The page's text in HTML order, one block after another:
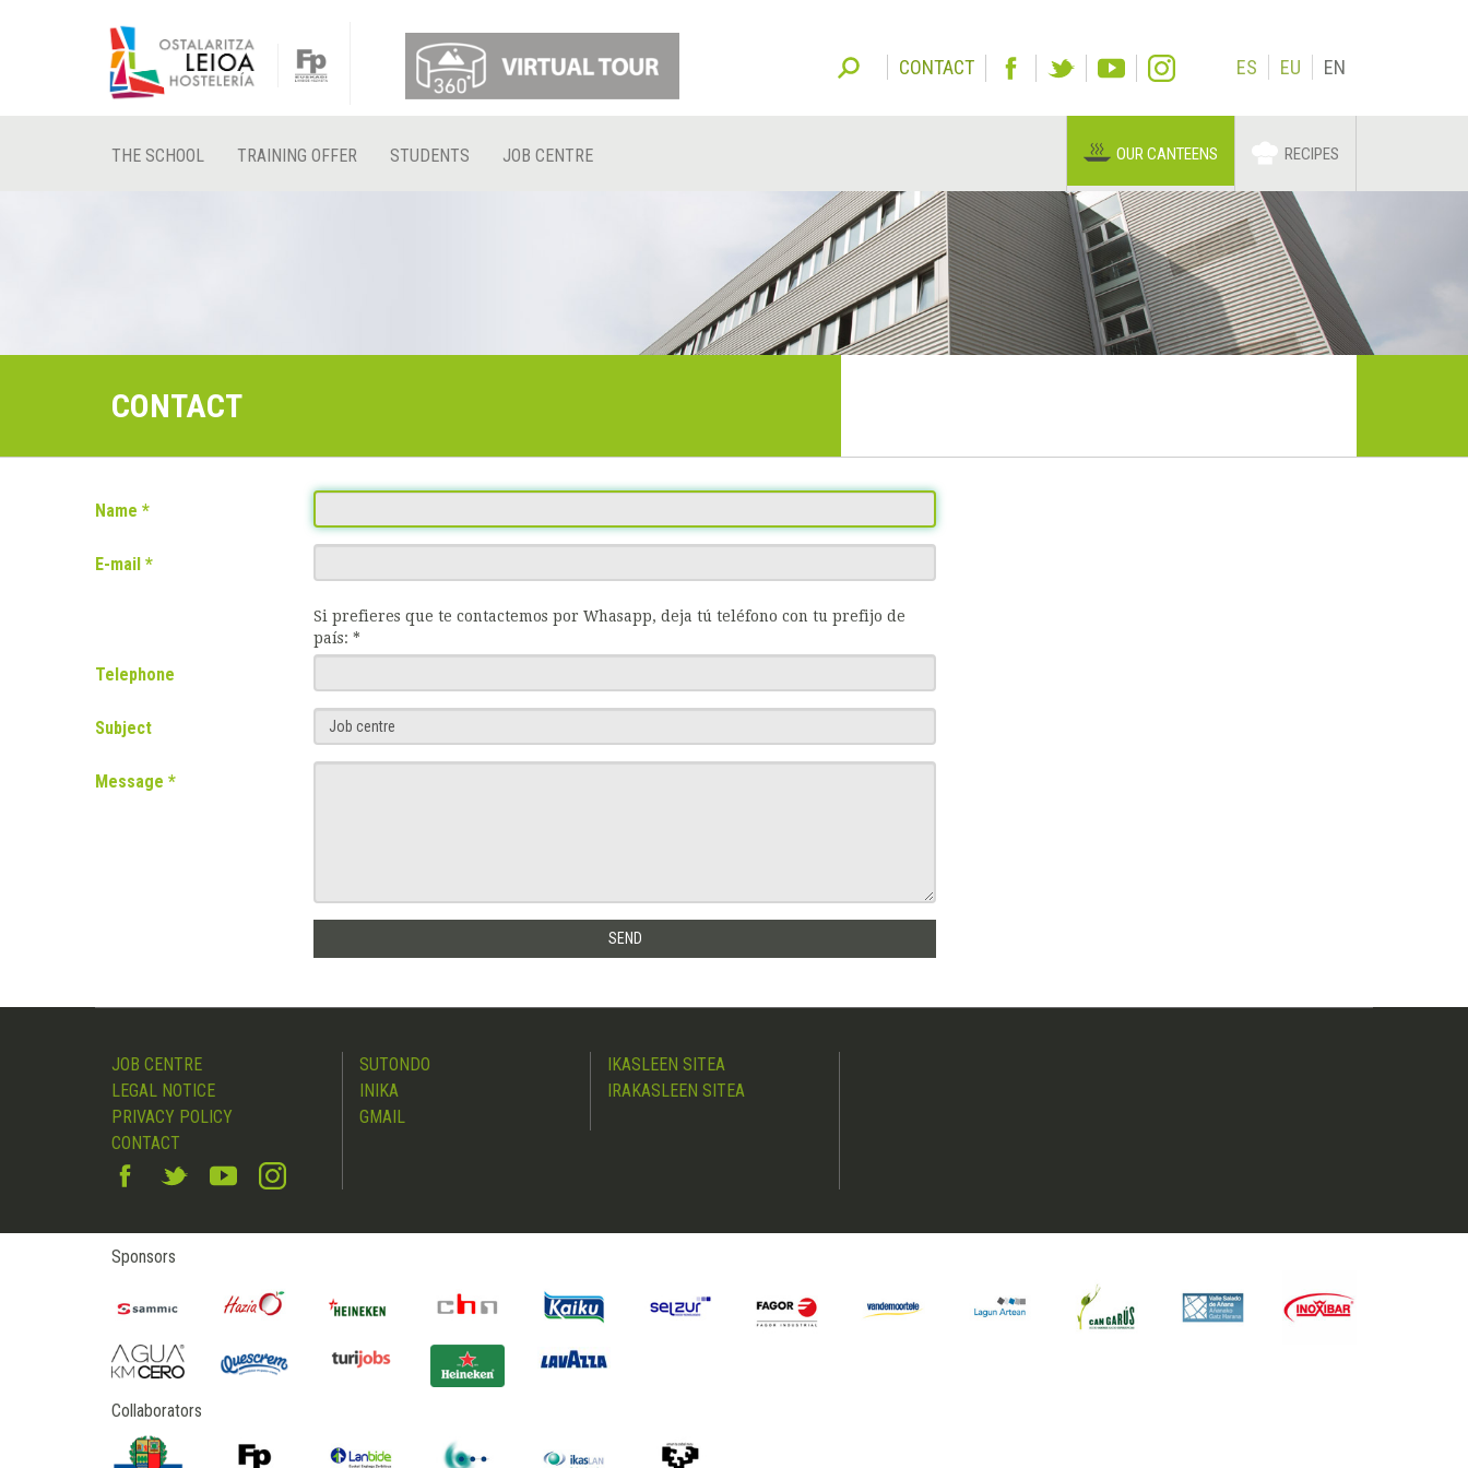
CONTACT ES EU EN
THE SCHOOL TRAINING OFFER STUDENTS JOB CENTRE OUR CANTEENS RECIPES
CONTACT
Name
E-mail
Si prefieres que te contactemos por Whasapp, deja tú teléfono con tu prefijo de
país: *
Telephone
Subject
Message
JOB CENTRE
LEGAL NOTICE
PRIVACY POLICY
CONTACT
SUTONDO
INIKA
GMAIL
IKASLEEN SITEA
IRAKASLEEN SITEA
Sponsors
Collaborators